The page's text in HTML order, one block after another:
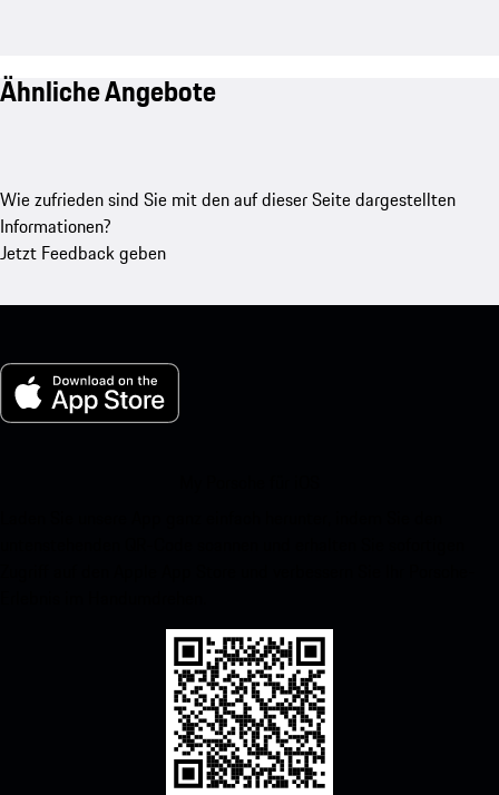
Ähnliche Angebote
Wie zufrieden sind Sie mit den auf dieser Seite dargestellten
Informationen?
Jetzt Feedback geben